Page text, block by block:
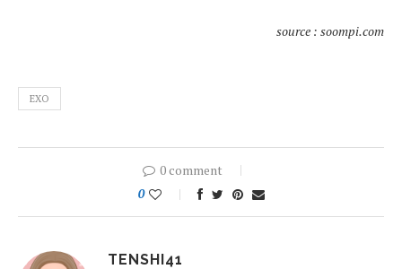
source : soompi.com
EXO
0 comment
0
TENSHI41